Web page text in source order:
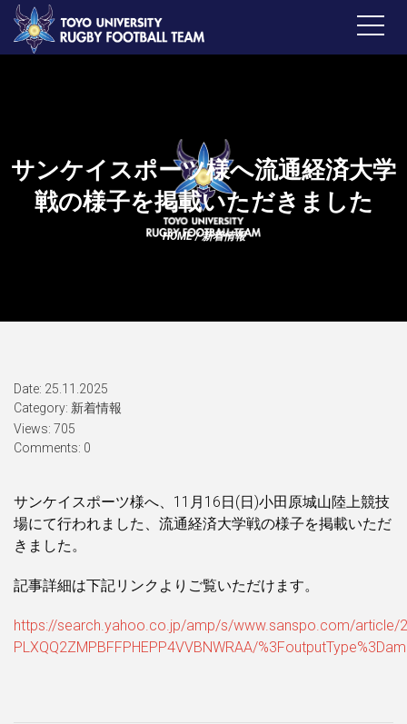
サンケイスポーツ様へ流通経済大学
戦の様子を掲載いただきました
HOME/新着情報
Date: 25.11.2025
Category: 新着情報
Views: 705
Comments: 0
サンケイスポーツ様へ、11月16日(日)小田原城山陸上競技
場にて行われました、流通経済大学戦の様子を掲載いただ
きました。
記事詳細は下記リンクよりご覧いただけます。
https://search.yahoo.co.jp/amp/s/www.sanspo.com/article/
PLXQQ2ZMPBFFPHEPP4VVBNWRAA/